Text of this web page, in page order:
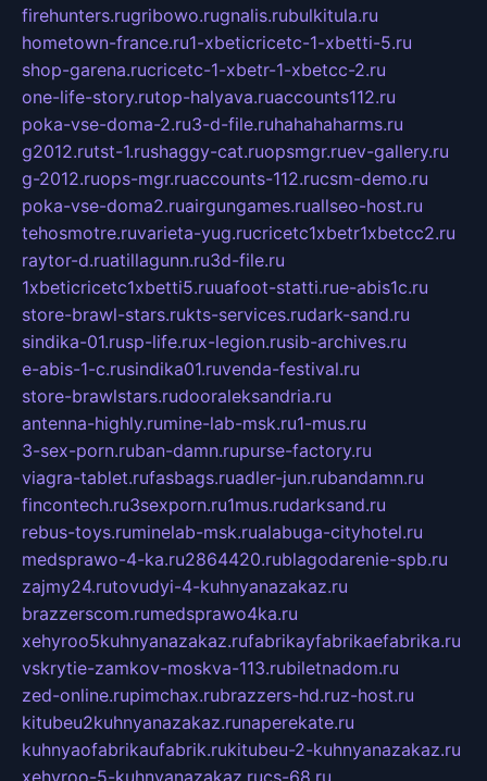
firehunters.rugribowo.rugnalis.rubulkitula.ru
hometown-france.ru1-xbeticricetc-1-xbetti-5.ru
shop-garena.rucricetc-1-xbetr-1-xbetcc-2.ru
one-life-story.rutop-halyava.ruaccounts112.ru
poka-vse-doma-2.ru3-d-file.ruhahahaharms.ru
g2012.rutst-1.rushaggy-cat.ruopsmgr.ruev-gallery.ru
g-2012.ruops-mgr.ruaccounts-112.rucsm-demo.ru
poka-vse-doma2.ruairgungames.ruallseo-host.ru
tehosmotre.ruvarieta-yug.rucricetc1xbetr1xbetcc2.ru
raytor-d.ruatillagunn.ru3d-file.ru
1xbeticricetc1xbetti5.ruuafoot-statti.rue-abis1c.ru
store-brawl-stars.rukts-services.rudark-sand.ru
sindika-01.rusp-life.rux-legion.rusib-archives.ru
e-abis-1-c.rusindika01.ruvenda-festival.ru
store-brawlstars.rudooraleksandria.ru
antenna-highly.rumine-lab-msk.ru1-mus.ru
3-sex-porn.ruban-damn.rupurse-factory.ru
viagra-tablet.rufasbags.ruadler-jun.rubandamn.ru
fincontech.ru3sexporn.ru1mus.rudarksand.ru
rebus-toys.ruminelab-msk.rualabuga-cityhotel.ru
medsprawo-4-ka.ru2864420.rublagodarenie-spb.ru
zajmy24.rutovudyi-4-kuhnyanazakaz.ru
brazzerscom.rumedsprawo4ka.ru
xehyroo5kuhnyanazakaz.rufabrikayfabrikaefabrika.ru
vskrytie-zamkov-moskva-113.rubiletnadom.ru
zed-online.rupimchax.rubrazzers-hd.ruz-host.ru
kitubeu2kuhnyanazakaz.runaperekate.ru
kuhnyaofabrikaufabrik.rukitubeu-2-kuhnyanazakaz.ru
xehyroo-5-kuhnyanazakaz.rucs-68.ru